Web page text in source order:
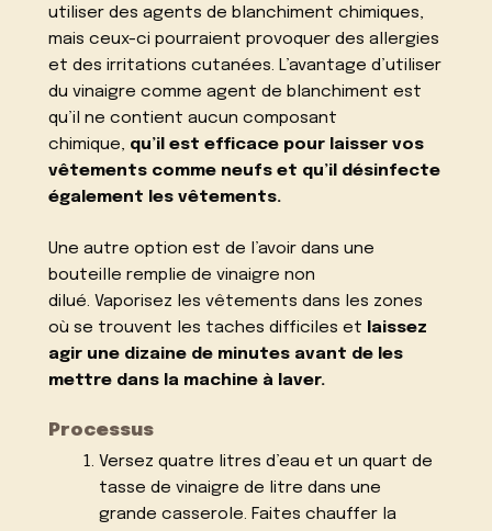
utiliser des agents de blanchiment chimiques,
mais ceux-ci pourraient provoquer des allergies
et des irritations cutanées. L’avantage d’utiliser
du vinaigre comme agent de blanchiment est
qu’il ne contient aucun composant
chimique, qu’il est efficace pour laisser vos
vêtements comme neufs et qu’il désinfecte
également les vêtements.
Une autre option est de l’avoir dans une
bouteille remplie de vinaigre non
dilué. Vaporisez les vêtements dans les zones
où se trouvent les taches difficiles et
laissez
agir une dizaine de minutes avant de les
mettre dans la machine à laver.
Processus
Versez quatre litres d’eau et un quart de
tasse de vinaigre de litre dans une
grande casserole. Faites chauffer la